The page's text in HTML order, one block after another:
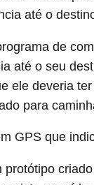
até o
de
até o seu
ele deveria
para